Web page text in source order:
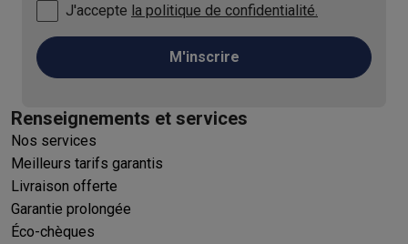
J'accepte la politique de confidentialité.
M'inscrire
Renseignements et services
Nos services
Meilleurs tarifs garantis
Livraison offerte
Garantie prolongée
Éco-chèques